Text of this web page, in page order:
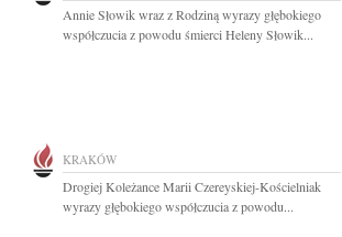
Annie Słowik wraz z Rodziną wyrazy głębokiego
współczucia z powodu śmierci Heleny Słowik...
KRAKÓW
Drogiej Koleżance Marii Czereyskiej-Kościelniak
wyrazy głębokiego współczucia z powodu...